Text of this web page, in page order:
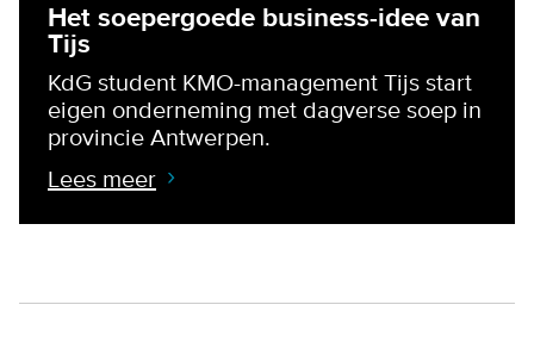
Het soepergoede business-idee van
Tijs
KdG student KMO-management Tijs start
eigen onderneming met dagverse soep in
provincie Antwerpen.
Lees meer